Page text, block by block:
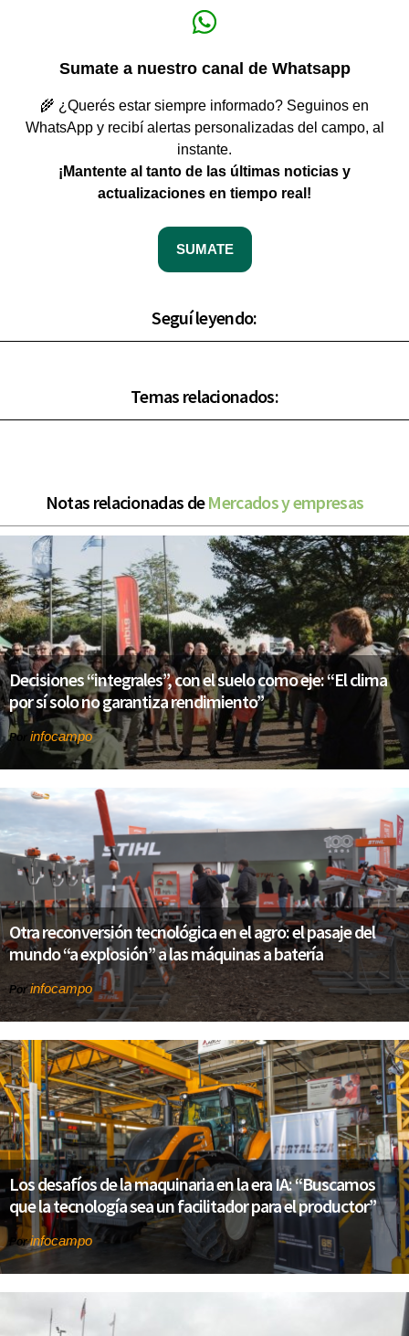
Sumate a nuestro canal de Whatsapp
🌾 ¿Querés estar siempre informado? Seguinos en
WhatsApp y recibí alertas personalizadas del campo, al
instante.
¡Mantente al tanto de las últimas noticias y
actualizaciones en tiempo real!
SUMATE
Seguí leyendo:
Temas relacionados:
Notas relacionadas deMercados y empresas
Decisiones “integrales”, con el suelo como eje: “El clima
por sí solo no garantiza rendimiento”
Por infocampo
Otra reconversión tecnológica en el agro: el pasaje del
mundo “a explosión” a las máquinas a batería
Porinfocampo
Los desafíos de la maquinaria en la era IA: “Buscamos
que la tecnología sea un facilitador para el productor”
Porinfocampo